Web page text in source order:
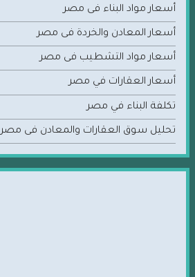
أسعار مواد البناء فى مصر
أسعار المعادن والخردة فى مصر
أسعار مواد التشطيب فى مصر
أسعار العقارات في مصر
تكلفة البناء في مصر
تحليل سوق العقارات والمعادن فى مصر